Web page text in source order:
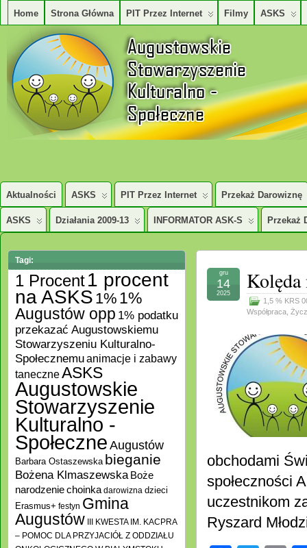
Home Strona Główna PIT Przez Internet Filmy ASKS
AUGUSTOWSKIE STOWARZYSZENE KULTURALNO – SPOŁECZNE
Aktualności ASKS PIT Przez Internet Przekaż Darowiznę
ASKS Działania 2009-13 INFORMATOR ASK-S Przekaż
Kolęda
1,5 % KRS
Współpraca
gru
14
2025
obchodami
społeczności
uczestnikom
Ryszard
Tagi:
1 Procent1 procent
na ASKS 1% 1%
Augustów opp 1% podatku
przekazać Augustowskiemu
Stowarzyszeniu Kulturalno-
Społecznemuanimacje i zabawy
taneczneASKS
Augustowskie
Stowarzyszenie
Kulturalno -
Społeczne Augustów
Barbara Ostaszewska bieganie
Bożena Klmaszewska Boże
narodzeniechoinka darowizna dzieci
Erasmus+ festyn Gmina
Augustów III KWESTA IM. KACPRA
– POMOC DLA PRZYJACIÓŁ Z ODDZIAŁU